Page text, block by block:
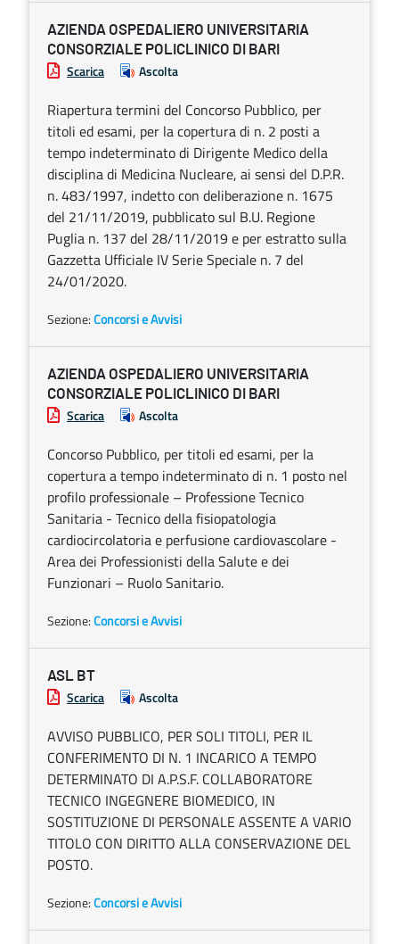
AZIENDA OSPEDALIERO UNIVERSITARIA
CONSORZIALE POLICLINICO DI BARI
Scarica Ascolta
Riapertura termini del Concorso Pubblico, per
titoli ed esami, per la copertura di n. 2 posti a
tempo indeterminato di Dirigente Medico della
disciplina di Medicina Nucleare, ai sensi del D.P.R.
n. 483/1997, indetto con deliberazione n. 1675
del 21/11/2019, pubblicato sul B.U. Regione
Puglia n. 137 del 28/11/2019 e per estratto sulla
Gazzetta Ufficiale IV Serie Speciale n. 7 del
24/01/2020.
Sezione:Concorsi e Avvisi
AZIENDA OSPEDALIERO UNIVERSITARIA
CONSORZIALE POLICLINICO DI BARI
Scarica Ascolta
Concorso Pubblico, per titoli ed esami, per la
copertura a tempo indeterminato di n. 1 posto nel
profilo professionale – Professione Tecnico
Sanitaria - Tecnico della fisiopatologia
cardiocircolatoria e perfusione cardiovascolare -
Area dei Professionisti della Salute e dei
Funzionari – Ruolo Sanitario.
Sezione:Concorsi e Avvisi
ASL BT
Scarica Ascolta
AVVISO PUBBLICO, PER SOLI TITOLI, PER IL
CONFERIMENTO DI N. 1 INCARICO A TEMPO
DETERMINATO DI A.P.S.F. COLLABORATORE
TECNICO INGEGNERE BIOMEDICO, IN
SOSTITUZIONE DI PERSONALE ASSENTE A VARIO
TITOLO CON DIRITTO ALLA CONSERVAZIONE DEL
POSTO.
Sezione:Concorsi e Avvisi